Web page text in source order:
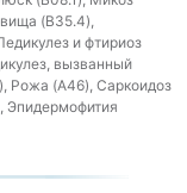
(B35.4),
и фтириоз
вызванный
Рожа (A46), Саркоидоз
Эпидермофития